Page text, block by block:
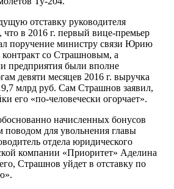
отставку руководителя
что в 2016 г. первый вице-премьер
поручение министру связи Юрию
со Страшновым, а
предприятия были вполне
девяти месяцев 2016 г. выручка
млрд руб. Сам Страшнов заявил,
его «по-человечески огорчает».
начисленных бонусов
поводом для увольнения главы
отдела юридического
компании «Приоритет» Аделина
Страшнов уйдет в отставку по